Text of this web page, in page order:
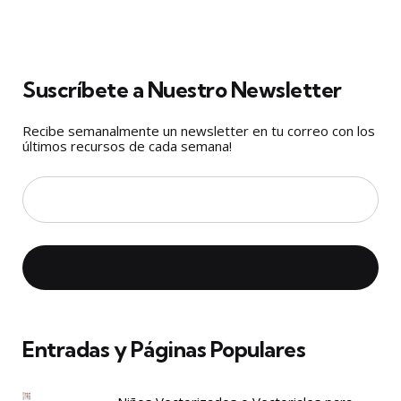
Suscríbete a Nuestro Newsletter
Recibe semanalmente un newsletter en tu correo con los
últimos recursos de cada semana!
Entradas y Páginas Populares